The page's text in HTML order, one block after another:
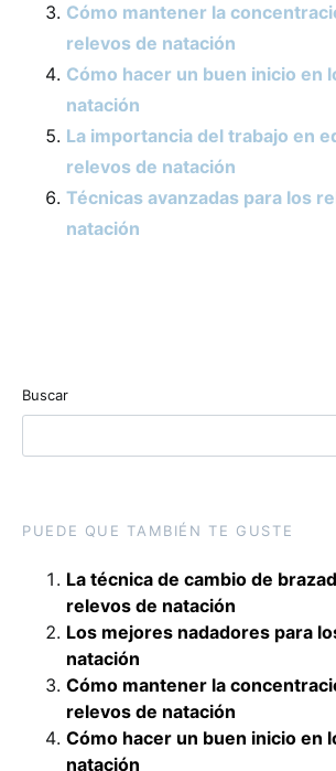
Cómo mantener la
relevos de natación
Cómo hacer un buen inicio en
natación
La importancia del trabajo en
relevos de natación
Técnicas avanzadas para los
natación
Buscar
PUEDE QUE TAMBIÉN TE GUSTE
La técnica de cambio de
relevos de natación
Los mejores nadadores para
natación
Cómo mantener la
relevos de natación
Cómo hacer un buen inicio en
natación